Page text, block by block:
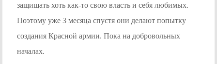
защищать хоть как-то свою власть и себя любимых.
Поэтому уже 3 месяца спустя они делают попытку
создания Красной армии. Пока на добровольных
началах.